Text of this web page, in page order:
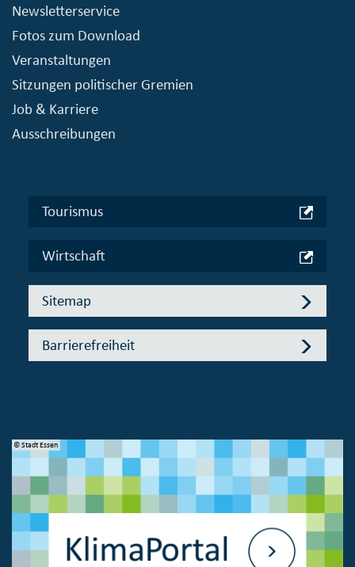
Newsletterservice
Fotos zum Download
Veranstaltungen
Sitzungen politischer Gremien
Job & Karriere
Ausschreibungen
Tourismus
Wirtschaft
Sitemap
Barrierefreiheit
© Stadt Essen